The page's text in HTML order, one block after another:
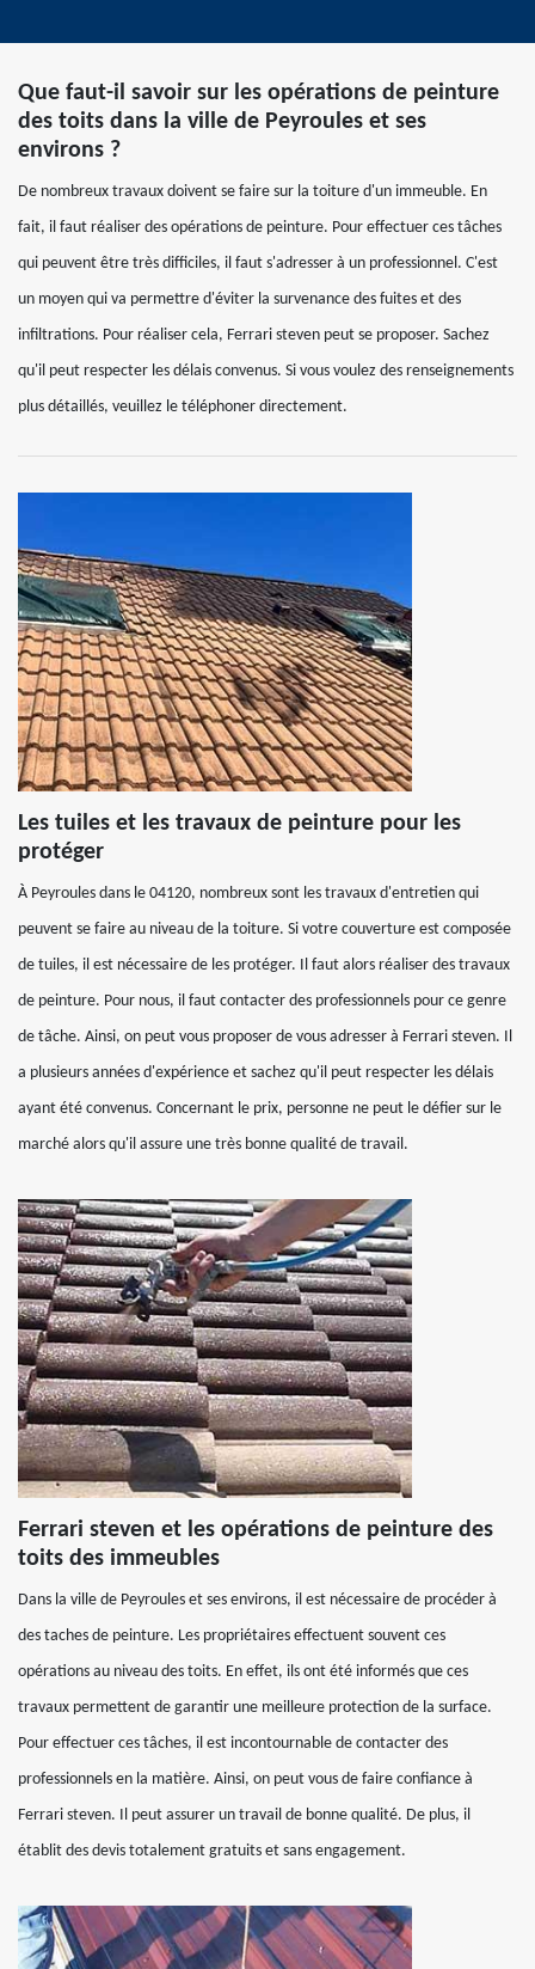
Que faut-il savoir sur les opérations de peinture
des toits dans la ville de Peyroules et ses
environs ?
De nombreux travaux doivent se faire sur la toiture d'un immeuble. En
fait, il faut réaliser des opérations de peinture. Pour effectuer ces tâches
qui peuvent être très difficiles, il faut s'adresser à un professionnel. C'est
un moyen qui va permettre d'éviter la survenance des fuites et des
infiltrations. Pour réaliser cela, Ferrari steven peut se proposer. Sachez
qu'il peut respecter les délais convenus. Si vous voulez des renseignements
plus détaillés, veuillez le téléphoner directement.
Les tuiles et les travaux de peinture pour les
protéger
À Peyroules dans le 04120, nombreux sont les travaux d'entretien qui
peuvent se faire au niveau de la toiture. Si votre couverture est composée
de tuiles, il est nécessaire de les protéger. Il faut alors réaliser des travaux
de peinture. Pour nous, il faut contacter des professionnels pour ce genre
de tâche. Ainsi, on peut vous proposer de vous adresser à Ferrari steven. Il
a plusieurs années d'expérience et sachez qu'il peut respecter les délais
ayant été convenus. Concernant le prix, personne ne peut le défier sur le
marché alors qu'il assure une très bonne qualité de travail.
Ferrari steven et les opérations de peinture des
toits des immeubles
Dans la ville de Peyroules et ses environs, il est nécessaire de procéder à
des taches de peinture. Les propriétaires effectuent souvent ces
opérations au niveau des toits. En effet, ils ont été informés que ces
travaux permettent de garantir une meilleure protection de la surface.
Pour effectuer ces tâches, il est incontournable de contacter des
professionnels en la matière. Ainsi, on peut vous de faire confiance à
Ferrari steven. Il peut assurer un travail de bonne qualité. De plus, il
établit des devis totalement gratuits et sans engagement.